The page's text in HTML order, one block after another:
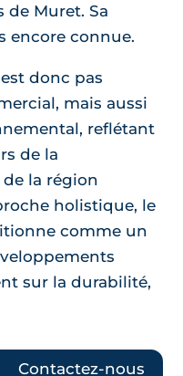
de Muret. Sa
encore connue.
donc pas
mais aussi
reflétant
de la
la région
holistique, le
comme un
sur la durabilité,
Contactez-nous